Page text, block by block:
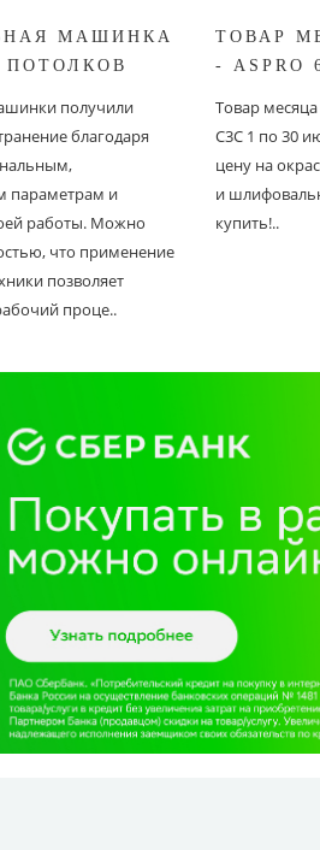
МАШИНКА
получили
благодаря
параметрам и
работы. Можно
что применение
позволяет
проце..
ТОВАР
- ASPRO
Товар
С3С 1 по 30
цену на
и
купить!..